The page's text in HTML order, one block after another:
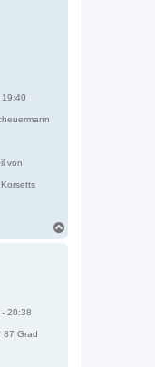
19:40
von
20:38
87 Grad